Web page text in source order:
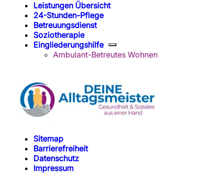
Leistungen Übersicht
24-Stunden-Pflege
Betreuungsdienst
Soziotherapie
Eingliederungshilfe
Ambulant-Betreutes Wohnen
Sitemap
Barrierefreiheit
Datenschutz
Impressum